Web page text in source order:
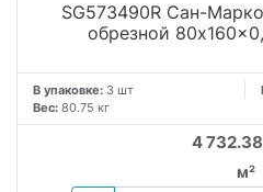
SG573490R Сан-
обрезной
В упаковке: 3 шт
Вес: 80.75 кг
4
м²